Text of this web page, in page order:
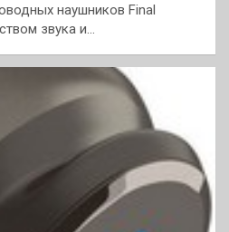
наушников Final
звука и…